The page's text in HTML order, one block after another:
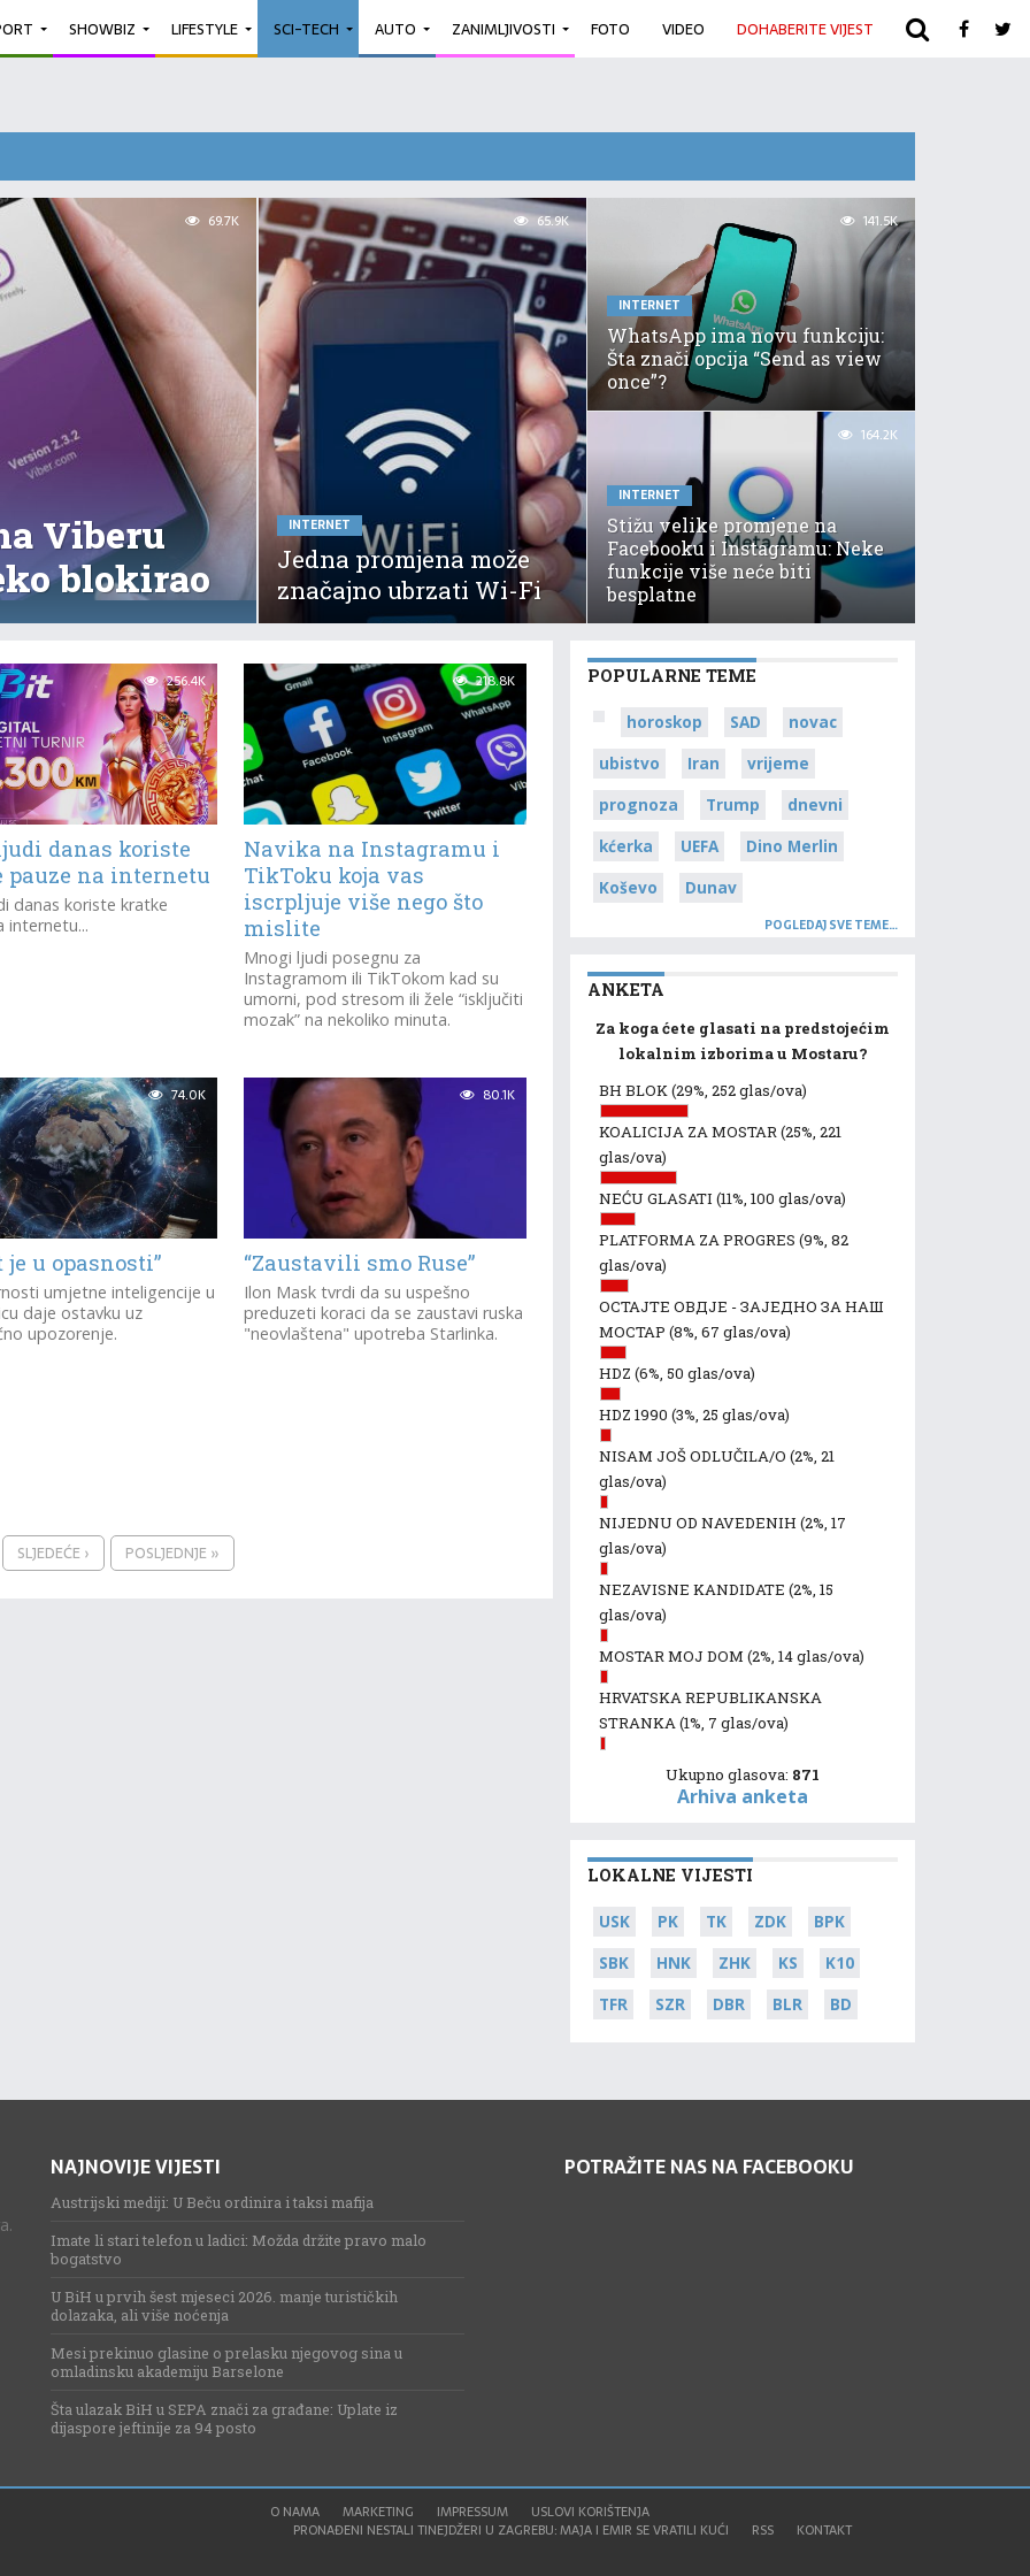
SHOWBIZ LIFESTYLE SCI-TECH AUTO ZANIMLJIVOSTI FOTO VIDEO DOHABERITE VIJEST ARHIVA
Viberu
blokirao
69.7K
INTERNET
Jedna promjena može
značajno ubrzati Wi-Fi
65.9K
INTERNET
WhatsApp ima novu funkciju:
Šta znači opcija “Send as view
once”?
141.5K
INTERNET
Stižu velike promjene na
Facebooku i Instagramu: Neke
funkcije više neće biti
besplatne
164.2K
256.4K
danas koriste
pauze na internetu
danas koriste kratke
internetu...
218.8K
Navika na Instagramu i
TikToku koja vas
iscrpljuje više nego što
mislite
Mnogi ljudi posegnu za
Instagramom ili TikTokom kad su
umorni, pod stresom ili žele “isključiti
mozak” na nekoliko minuta.
74.0K
je u opasnosti”
umjetne inteligencije u
daje ostavku uz
upozorenje.
80.1K
“Zaustavili smo Ruse”
Ilon Mask tvrdi da su uspešno
preduzeti koraci da se zaustavi ruska
"neovlaštena" upotreba Starlinka.
SLJEDEĆE › POSLJEDNJE »
POPULARNE TEME
horoskop SAD
novac
ubistvo
Iran
vrijeme
prognoza
Trump
dnevni
kćerka
UEFA
Dino Merlin
Koševo
Dunav
POGLEDAJ SVE TEME…
ANKETA
Za koga ćete glasati na predstojećim
lokalnim izborima u Mostaru?
BH BLOK(29%, 252 glas/ova)
KOALICIJA ZA MOSTAR(25%, 221
glas/ova)
NEĆU GLASATI (11%, 100 glas/ova)
PLATFORMA ZA PROGRES (9%, 82
glas/ova)
ОСТАЈТЕ ОВДЈЕ - ЗАЈЕДНО ЗА НАШ
МОСТАР (8%, 67 glas/ova)
HDZ (6%, 50 glas/ova)
HDZ 1990 (3%, 25 glas/ova)
NISAM JOŠ ODLUČILA/O (2%, 21
glas/ova)
NIJEDNU OD NAVEDENIH (2%, 17
glas/ova)
NEZAVISNE KANDIDATE (2%, 15
glas/ova)
MOSTAR MOJ DOM (2%, 14 glas/ova)
HRVATSKA REPUBLIKANSKA
STRANKA(1%, 7 glas/ova)
Ukupno glasova: 871
Arhiva anketa
LOKALNE VIJESTI
USK PK TK ZDK
BPK
SBK
HNK ZHK KS
K10
TFR
SZR DBR BLR BD
NAJNOVIJE VIJESTI
Austrijski mediji: U Beču ordinira i taksi mafija
Imate li stari telefon u ladici: Možda držite pravo malo
bogatstvo
U BiH u prvih šest mjeseci 2026. manje turističkih
dolazaka, ali više noćenja
Mesi prekinuo glasine o prelasku njegovog sina u
omladinsku akademiju Barselone
Šta ulazak BiH u SEPA znači za građane: Uplate iz
dijaspore jeftinije za 94 posto
POTRAŽITE NAS NA FACEBOOKU
O NAMA MARKETING IMPRESSUM
USLOVI KORIŠTENJA
PRONAĐENI NESTALI TINEJDŽERI U ZAGREBU: MAJA I EMIR SE VRATILI KUĆI
RSS KONTAKT